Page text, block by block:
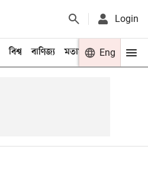
Login
বিশ্ব বাণিজ্য মতামত খেলা
Eng